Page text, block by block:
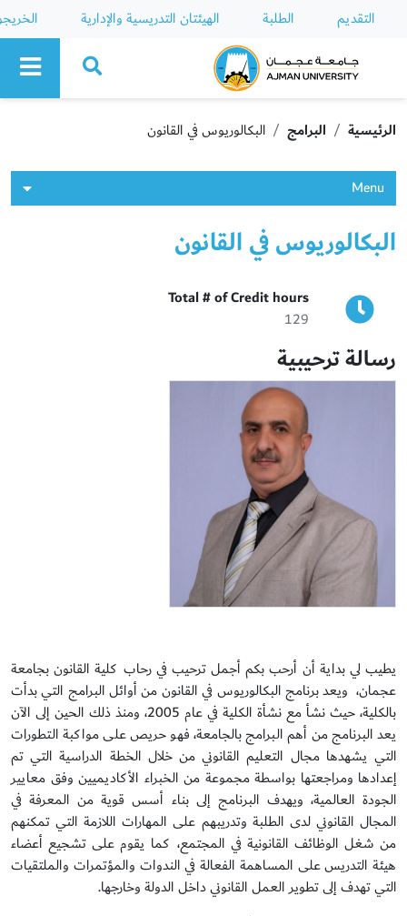
التقديم الطلبة الهيئتان التدريسية والإدارية
Ajman University
الرئيسية البرامج البكالوريوس في القانون
Menu
البكالوريوس في القانون
Total # of Credit hours
129
رسالة ترحيبية
يطيب لي بداية أن أرحب بكم أجمل ترحيب في رحاب كلية القانون بجامعة
عجمان، ويعد برنامج البكالوريوس في القانون من أوائل البرامج التي بدأت
بالكلية، حيث نشأ مع نشأة الكلية في عام 2005، ومنذ ذلك الحين إلى الآن
يعد البرنامج من أهم البرامج بالجامعة، فهو حريص على مواكبة التطورات
التي يشهدها مجال التعليم القانوني من خلال الخطة الدراسية التي تم
إعدادها ومراجعتها بواسطة مجموعة من الخبراء الأكاديميين وفق معايير
الجودة العالمية، ويهدف البرنامج إلى بناء أسس قوية من المعرفة في
المجال القانوني لدى الطلبة وتدريبهم على المهارات اللازمة التي تمكنهم
من شغل الوظائف القانونية في المجتمع، كما يقوم على تشجيع أعضاء
هيئة التدريس على المساهمة الفعالة في الندوات والمؤتمرات والملتقيات
التي تهدف إلى تطوير العمل القانوني داخل الدولة وخارجها.